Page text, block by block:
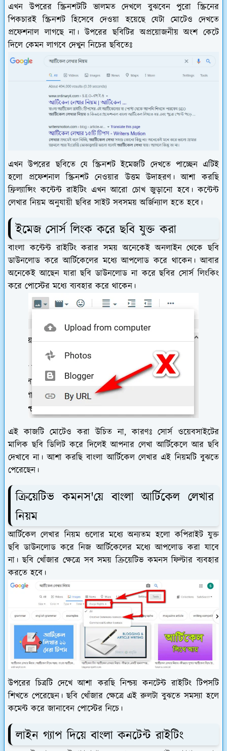
এখন উপরের স্ক্রিনশটটি ভালমত দেখলে বুঝবেন পুরো স্ক্রিনের
পিকচারই স্ক্রিনশট হিসেবে দেওয়া হয়েছে যেটা মোটেও দেখতে
প্রফেশনাল লাগছে না। উপরের ছবিটির অপ্রয়োজনীয় অংশ কেটে
দিলে কেমন লাগবে দেখুন নিচের ছবিতেঃ
এখন উপরের ছবিতে যে স্ক্রিনশট ইমেজটি দেখতে পাচ্ছেন এটিই
হলো প্রফেশনাল স্ক্রিনশট নেওয়ার উত্তম উদাহরণ। আশা করছি
ফ্রিল্যান্সিং কন্টেন্ট রাইটিং এখন আরো চোখ জুড়ানো হবে। কন্টেন্ট
লেখার নিয়ম অনুযায়ী ছবির সাইট সবসময় অর্জিন্যাল হতে হবে।
ইমেজ সোর্স লিংক করে ছবি যুক্ত করা
বাংলা কন্টেন্ট রাইটিং করার সময় অনেকেই অনলাইন থেকে ছবি
ডাউনলোড করে আর্টিকেলের মধ্যে আপলোড করে থাকেন। আবার
অনেকেই আছেন যারা ছবি ডাউনলোড না করে ছবির সোর্স লিংকিং
করে পোস্টের মধ্যে ব্যবহার করে থাকেন।
এই কাজটি মোটেও করা উচিত না, কারণঃ সোর্স ওয়েবসাইটের
মালিক ছবি ডিলিট করে দিলেই আপনার লেখা আর্টিকেলে আর ছবি
দেখাবে না। আশা করছি বাংলা আর্টিকেল লেখার এই নিয়মটি বুঝতে
পেরেছেন।
ক্রিয়েটিভ কমনস'য়ে বাংলা আর্টিকেল লেখার
নিয়ম
আর্টিকেল লেখার নিয়ম গুলোর মধ্যে অন্যতম হলো কপিরাইট যুক্ত
ছবি ডাউনলোড করে নিজ আর্টিকেলের মধ্যে আপলোড করা যাবে
না। ছবি খোঁজার ক্ষেত্রে সব সময় ক্রিয়েটিভ কমনস ফিল্টার ব্যবহার
করতে হবে।
উপরের চিত্রটি দেখে আশা করছি নিশ্চয় কনটেন্ট রাইটিং টিপসটি
শিখতে পেরেছেন। ছবি খোঁজার ক্ষেত্রে এই রুলটা বুঝতে সমস্যা হলে
কমেন্ট করে জানাবেন পোস্টের নিচে।
লাইন গ্যাপ দিয়ে বাংলা কনটেন্ট রাইটিং